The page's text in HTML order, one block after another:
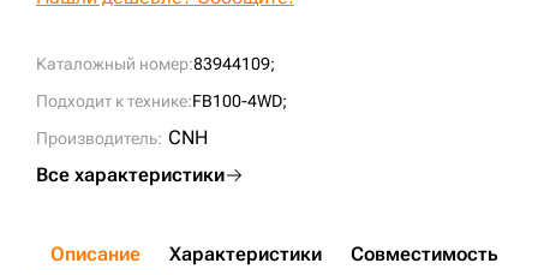
Каталожный номер:83944109;
Подходит к технике:FB100-4WD;
Производитель: CNH
Все характеристики
Описание Характеристики Совместимость